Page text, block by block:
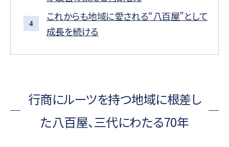
これからも地域に愛される“八百屋”として
成長を続ける
行商にルーツを持つ地域に根差し
た八百屋、三代にわたる70年